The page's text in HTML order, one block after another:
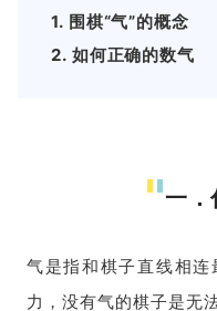
1. 围棋“气”的概念
2. 如何正确的数气
一．
气是指和棋子直线相
力，没有气的棋子是无